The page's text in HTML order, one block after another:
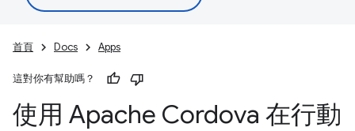
首頁 Docs Apps
這對你有幫助嗎？
使用 Apache Cordova 在行動